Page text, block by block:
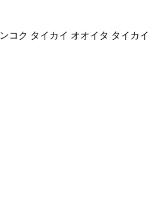
コク タイカイ オオイタ タイカイ